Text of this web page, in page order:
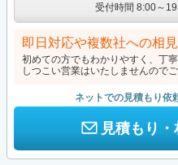
受付時間 8:00～
即日対応や複数社への相
初めての方でもわかりやすく、丁
しつこい営業はいたしませんのでご
ネットでの見積もり依
見積もり